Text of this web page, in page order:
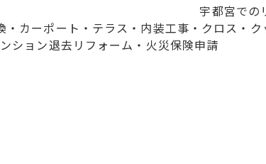
宇都宮での
カーポート・テラス・内装工事・クロス・ク
ション退去リフォーム・火災保険申請